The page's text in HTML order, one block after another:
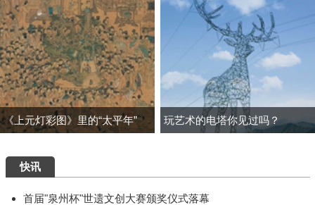
《上元灯彩图》里的“太平年” 玩艺术的电塔你见过吗？
快讯
首届"泉州杯"世遗文创大赛颁奖仪式落幕